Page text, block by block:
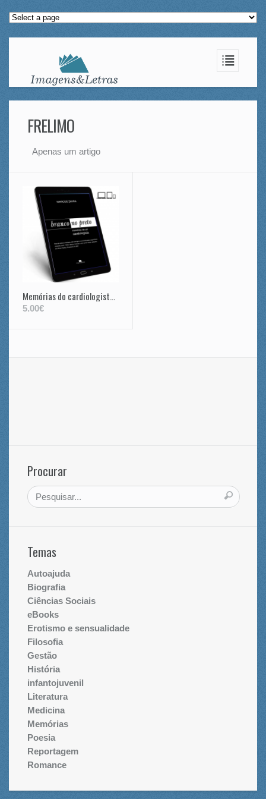
FRELIMO
Apenas um artigo
Memórias do cardiologista de Samora Machel e de Oliver Tambo
5.00€
Procurar
Temas
Autoajuda
Biografia
Ciências Sociais
eBooks
Erotismo e sensualidade
Filosofia
Gestão
História
infantojuvenil
Literatura
Medicina
Memórias
Poesia
Reportagem
Romance